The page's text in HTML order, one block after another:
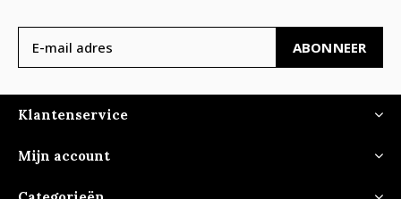
ABONNEER
Klantenservice
Mijn account